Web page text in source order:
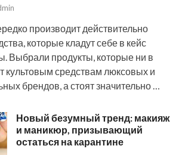
производит действительно
которые кладут себе в кейс
Выбрали продукты, которые ни в
культовым средствам люксовых и
брендов, а стоят значительно …
Новый безумный тренд: макияж
и маникюр, призывающий
остаться на карантине